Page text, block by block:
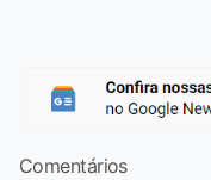
Comentários